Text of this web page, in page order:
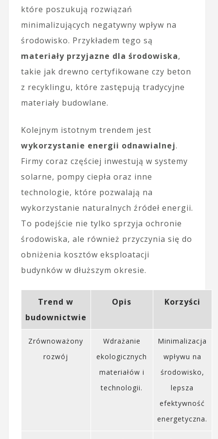
które poszukują rozwiązań
minimalizujących negatywny wpływ na
środowisko. Przykładem tego są
materiały przyjazne dla środowiska,
takie jak drewno certyfikowane czy beton
z recyklingu, które zastępują tradycyjne
materiały budowlane.
Kolejnym istotnym trendem jest
wykorzystanie energii odnawialnej.
Firmy coraz częściej inwestują w systemy
solarne, pompy ciepła oraz inne
technologie, które pozwalają na
wykorzystanie naturalnych źródeł energii.
To podejście nie tylko sprzyja ochronie
środowiska, ale również przyczynia się do
obniżenia kosztów eksploatacji
budynków w dłuższym okresie.
Trend w
budownictwie
Opis Korzyści
Zrównoważony
rozwój
Wdrażanie
ekologicznych
materiałów i
technologii.
Minimalizacja
wpływu na
środowisko,
lepsza
efektywność
energetyczna.